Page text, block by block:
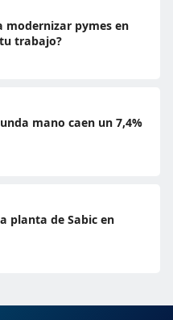
modernizar pymes en
trabajo?
mano caen un 7,4%
planta de Sabic en